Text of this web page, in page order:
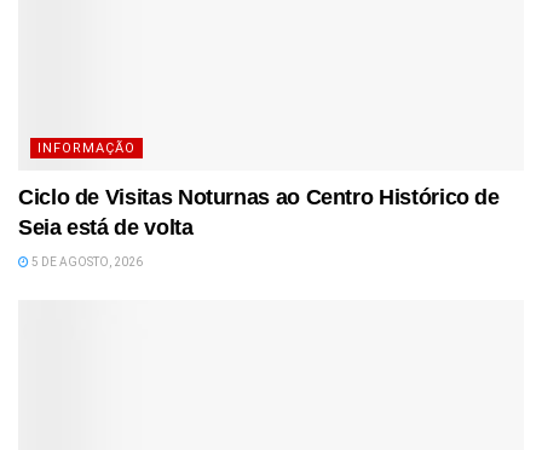
INFORMAÇÃO
Ciclo de Visitas Noturnas ao Centro Histórico de
Seia está de volta
5 DE AGOSTO, 2026